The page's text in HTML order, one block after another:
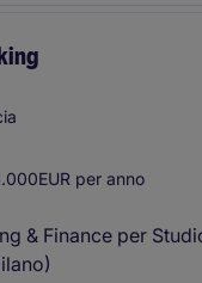
per anno
& Finance per